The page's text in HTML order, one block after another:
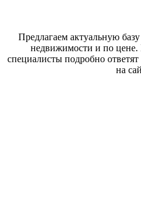
Предлагаем актуальную
недвижимости и по цене.
специалисты подробно
на